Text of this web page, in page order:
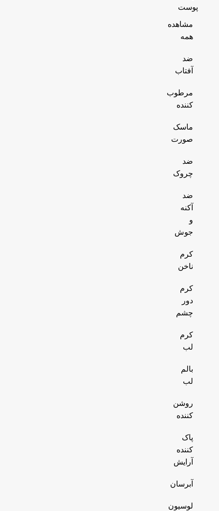
پوست
مشاهده
همه
ضد
آفتاب
مرطوب
کننده
ماسک
صورت
ضد
چروک
ضد
آکنه
و
جوش
کرم
ناخن
کرم
دور
چشم
کرم
لب
بالم
لب
روشن
کننده
پاک
کننده
آرایش
آبرسان
لوسیون